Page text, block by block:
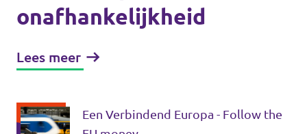
Word actief
Doneer
onafhankelijkheid
Lees meer
Een Verbindend Europa - Follow the